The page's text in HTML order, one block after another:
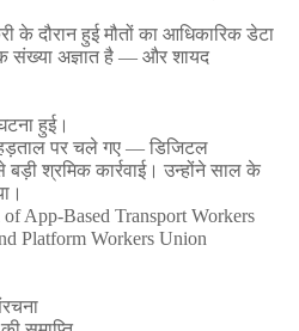
के दौरान हुई मौतों का आधिकारिक डेटा
संख्या अज्ञात है — और शायद
हुई।
पर चले गए — डिजिटल
बड़ी श्रमिक कार्रवाई। उन्होंने साल के
App-Based Transport Workers
Platform Workers Union